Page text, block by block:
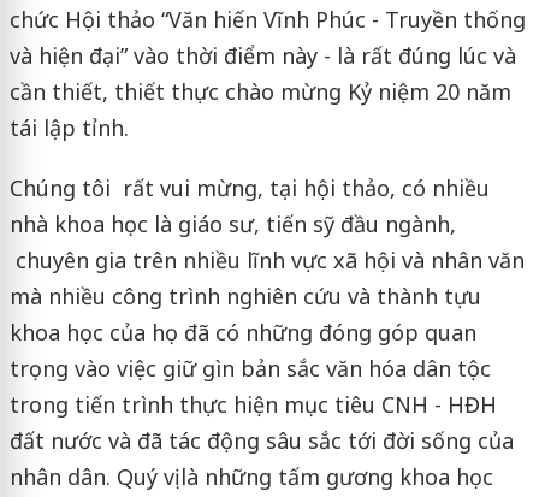
chức Hội thảo “Văn hiến Vĩnh Phúc - Truyền thống
và hiện đại” vào thời điểm này - là rất đúng lúc và
cần thiết, thiết thực chào mừng Kỷ niệm 20 năm
tái lập tỉnh.
Chúng tôi rất vui mừng, tại hội thảo, có nhiều
nhà khoa học là giáo sư, tiến sỹ đầu ngành,
chuyên gia trên nhiều lĩnh vực xã hội và nhân văn
mà nhiều công trình nghiên cứu và thành tựu
khoa học của họ đã có những đóng góp quan
trọng vào việc giữ gìn bản sắc văn hóa dân tộc
trong tiến trình thực hiện mục tiêu CNH - HĐH
đất nước và đã tác động sâu sắc tới đời sống của
nhân dân. Quý vị là những tấm gương khoa học